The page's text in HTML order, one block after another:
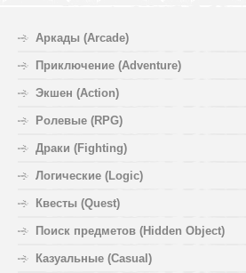
Аркады (Arcade)
Приключение (Adventure)
Экшен (Action)
Ролевые (RPG)
Драки (Fighting)
Логические (Logic)
Квесты (Quest)
Поиск предметов (Hidden Object)
Казуальные (Casual)